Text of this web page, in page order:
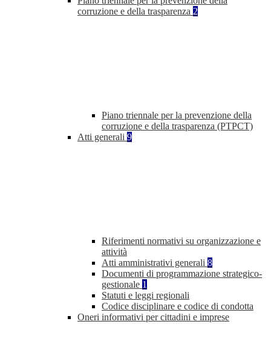
corruzione e della trasparenza 2
Piano triennale per la prevenzione della
corruzione e della trasparenza (PTPCT)
Atti generali 9
Riferimenti normativi su organizzazione e
attività
Atti amministrativi generali 8
Documenti di programmazione strategico-
gestionale 1
Statuti e leggi regionali
Codice disciplinare e codice di condotta
Oneri informativi per cittadini e imprese